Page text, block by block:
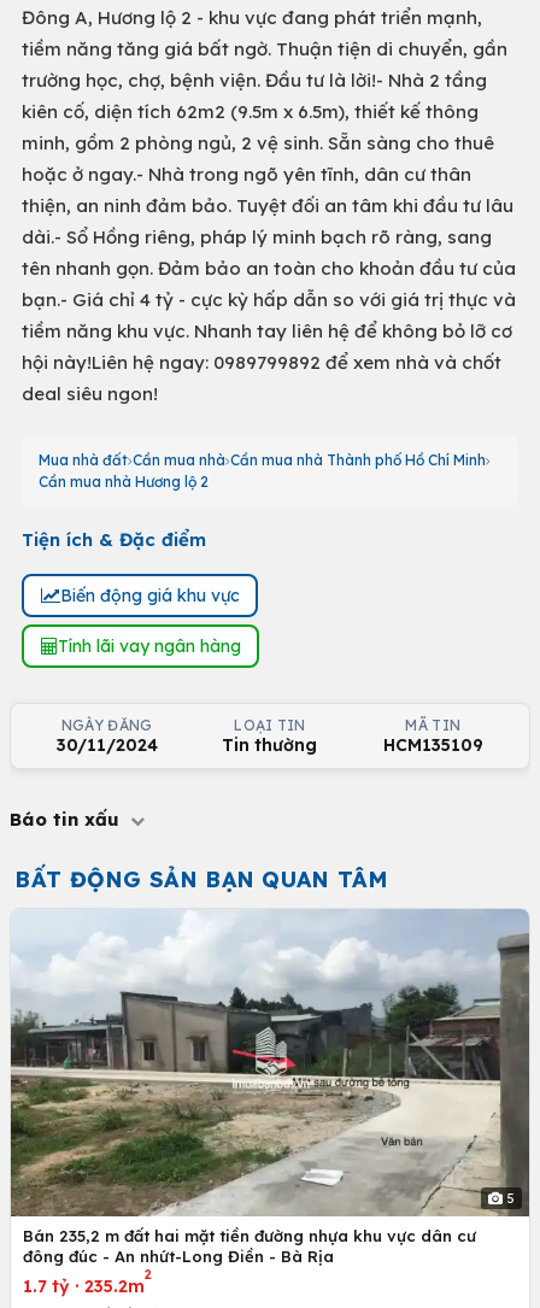
Đông A, Hương lộ 2 - khu vực đang phát triển mạnh,
tiềm năng tăng giá bất ngờ. Thuận tiện di chuyển, gần
trường học, chợ, bệnh viện. Đầu tư là lời!- Nhà 2 tầng
kiên cố, diện tích 62m2 (9.5m x 6.5m), thiết kế thông
minh, gồm 2 phòng ngủ, 2 vệ sinh. Sẵn sàng cho thuê
hoặc ở ngay.- Nhà trong ngõ yên tĩnh, dân cư thân
thiện, an ninh đảm bảo. Tuyệt đối an tâm khi đầu tư lâu
dài.- Sổ Hồng riêng, pháp lý minh bạch rõ ràng, sang
tên nhanh gọn. Đảm bảo an toàn cho khoản đầu tư của
bạn.- Giá chỉ 4 tỷ - cực kỳ hấp dẫn so với giá trị thực và
tiềm năng khu vực. Nhanh tay liên hệ để không bỏ lỡ cơ
hội này!Liên hệ ngay: 0989799892 để xem nhà và chốt
deal siêu ngon!
Mua nhà đất Cần mua nhà Cần mua nhà Thành phố Hồ Chí Minh
Cần mua nhà Hương lộ 2
Tiện ích & Đặc điểm
Biến động giá khu vực
Tính lãi vay ngân hàng
NGÀY ĐĂNG
30/11/2024
LOẠI TIN
Tin thường
MÃ TIN
HCM135109
Báo tin xấu
BẤT ĐỘNG SẢN BẠN QUAN TÂM
5
Bán 235,2 m đất hai mặt tiền đường nhựa khu vực dân cư
đông đúc - An nhứt-Long Điền - Bà Rịa
1.7 tỷ · 235.2m
2